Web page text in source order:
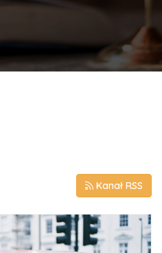
Kanał RSS